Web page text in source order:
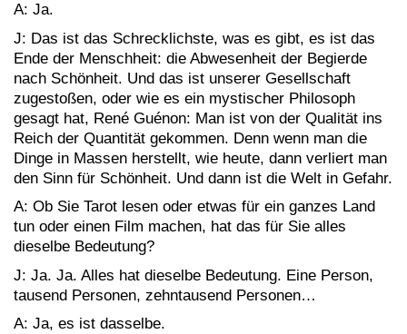
A: Ja.
J: Das ist das Schrecklichste, was es gibt, es ist das
Ende der Menschheit: die Abwesenheit der Begierde
nach Schönheit. Und das ist unserer Gesellschaft
zugestoßen, oder wie es ein mystischer Philosoph
gesagt hat, René Guénon: Man ist von der Qualität ins
Reich der Quantität gekommen. Denn wenn man die
Dinge in Massen herstellt, wie heute, dann verliert man
den Sinn für Schönheit. Und dann ist die Welt in Gefahr.
A: Ob Sie Tarot lesen oder etwas für ein ganzes Land
tun oder einen Film machen, hat das für Sie alles
dieselbe Bedeutung?
J: Ja. Ja. Alles hat dieselbe Bedeutung. Eine Person,
tausend Personen, zehntausend Personen…
A: Ja, es ist dasselbe.